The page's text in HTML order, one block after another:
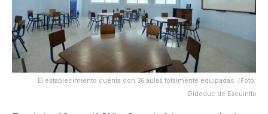
El establecimiento cuenta con 36 aulas totalmente equipadas. /Foto:
Dideduc de Escuintla